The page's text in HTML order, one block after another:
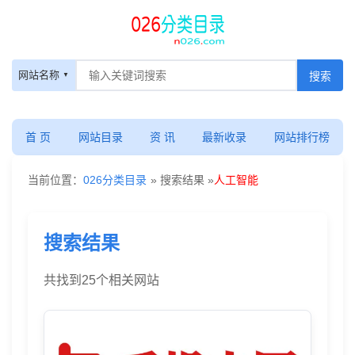
人
工
智
能
网站名称
首 页 网站目录 资 讯 最新收录 网站排行榜
当前位置： 026分类目录 » 搜索结果 »人工智能
搜索结果
共找到 25个相关网站